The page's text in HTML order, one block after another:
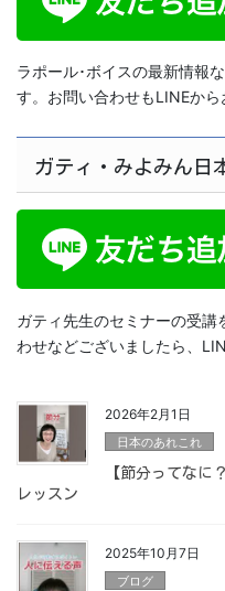
ラポール･ボイスの最新情報
す。お問い合わせもLINEから
ガティ・みよみん日
ガティ先生のセミナーの受
わせなどございましたら、
2026年2月1日
日本のあれこれ
【節分ってな
レッスン
2025年10月7日
ブログ